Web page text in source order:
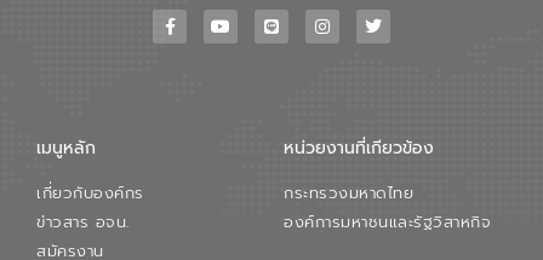
เพื่อสนับสนุนการพัฒนาเมืองอย่างยั่งยืน
ขณะที่ นายบดินทร์ อุดล กรรมการผู้อำนวย
สมดุลทางเศรษฐกิจและสิ่งแวดล้อมได้อย่าง
ภาคเอกชนในครั้งนี้ นับเป็นก้าวสำคัญของ
องค์การจัดการน้ำเสีย (อจน.) ในการร่วมวาง
เมนูหลัก
เกี่ยวกับองค์กร
ข่าวสาร อจน.
สมัครงาน
หน่วยงานที่เกียวข้อง
กระทรวงมหาดไทย
องค์การมหาชนและรัฐวิสาหกิจ